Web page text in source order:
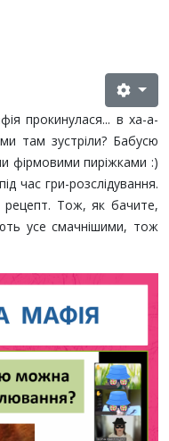
прокинулася... в ха-а-
там зустріли? Бабусю
фірмовими пиріжками :)
час гри-розслідування.
рецепт. Тож, як бачите,
усе смачнішими, тож